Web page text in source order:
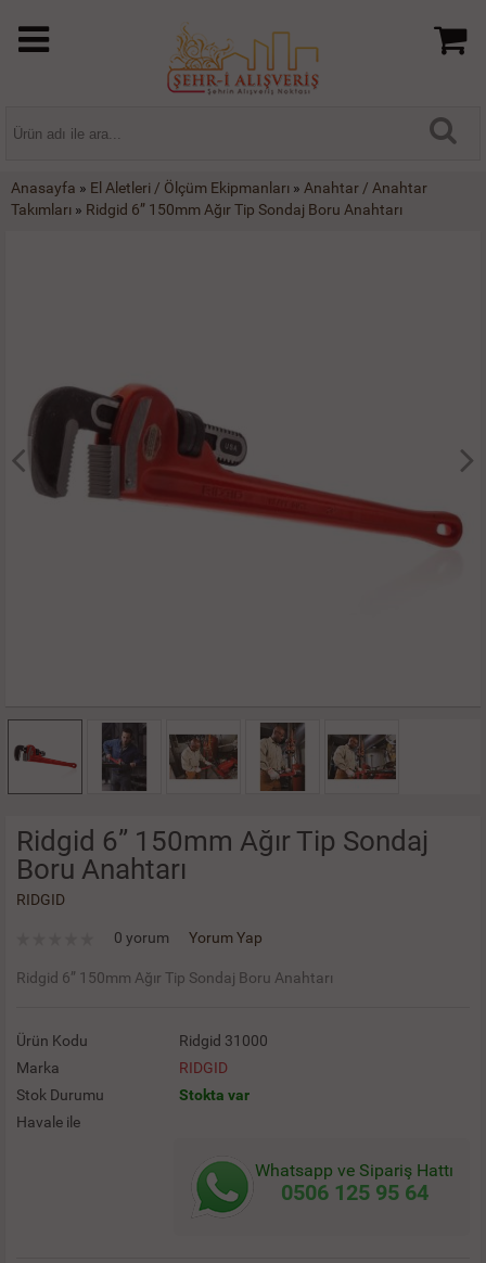
Anasayfa » El Aletleri / Ölçüm Ekipmanları » Anahtar / Anahtar
Takımları » Ridgid 6” 150mm Ağır Tip Sondaj Boru Anahtarı
Ridgid 6” 150mm Ağır Tip Sondaj
Boru Anahtarı
RIDGID
0 yorum Yorum Yap
Ridgid 6” 150mm Ağır Tip Sondaj Boru Anahtarı
Ürün Kodu
Ridgid 31000
Marka
RIDGID
Stok Durumu
Stokta var
Havale ile
Whatsapp ve Sipariş Hattı
0506 125 95 64